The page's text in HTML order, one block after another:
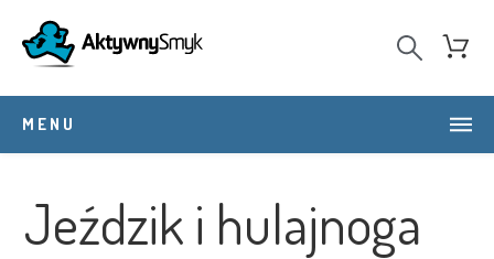
MENU
Jeździk i hulajnoga